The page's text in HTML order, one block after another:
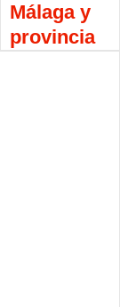
Málaga y
provincia